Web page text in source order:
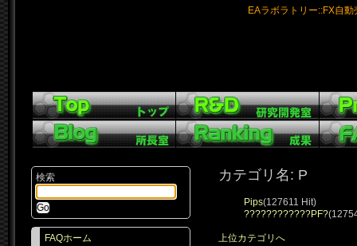
EAラボラトリー::FX自
検索
FAQホーム
カテゴリ名: P
Pips(127611 Hit)
????????????PF?
上位カテゴリへ